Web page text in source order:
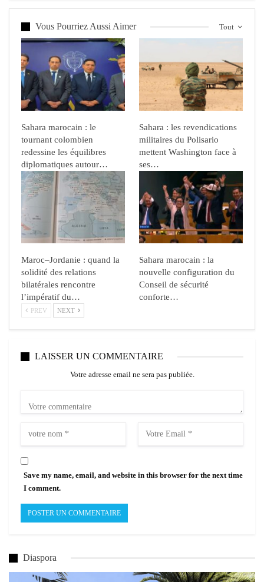
Tout
Vous Pourriez Aussi Aimer
Sahara marocain : le
tournant colombien
redessine les équilibres
diplomatiques autour…
Sahara : les revendications
militaires du Polisario
mettent Washington face à
ses…
Maroc–Jordanie : quand la
solidité des relations
bilatérales rencontre
l’impératif du…
Sahara marocain : la
nouvelle configuration du
Conseil de sécurité
conforte…
PREV NEXT
LAISSER UN COMMENTAIRE
Votre adresse email ne sera pas publiée.
Save my name, email, and website in this browser for the next time
I comment.
Diaspora